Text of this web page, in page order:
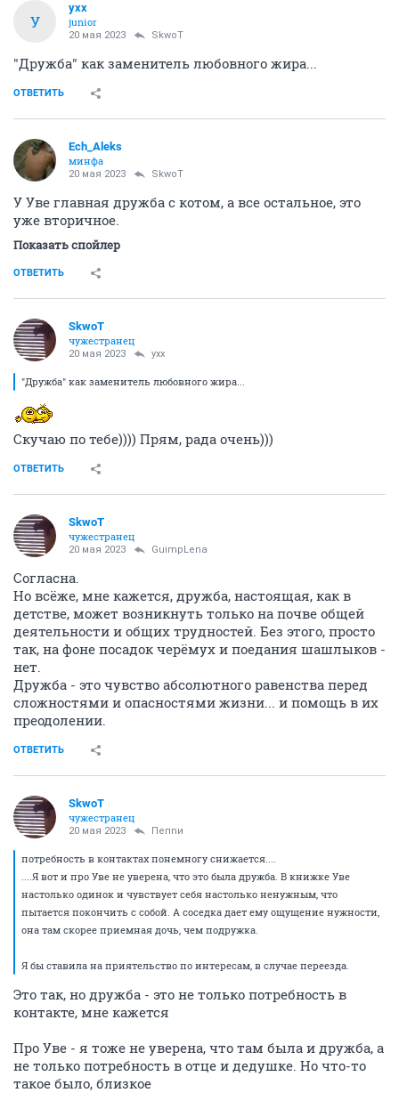
У
ухх
junior
20 мая 2023 SkwоT
"Дружба" как заменитель любовного жира...
ОТВЕТИТЬ
Ech_Aleks
минфа
20 мая 2023 SkwоT
У Уве главная дружба с котом, а все остальное, это
уже вторичное.
Показать спойлер
ОТВЕТИТЬ
SkwоT
чужестранец
20 мая 2023 ухх
"Дружба" как заменитель любовного жира...
Скучаю по тебе)))) Прям, рада очень)))
ОТВЕТИТЬ
SkwоT
чужестранец
20 мая 2023 GuimpLena
Согласна.
Но всёже, мне кажется, дружба, настоящая, как в
детстве, может возникнуть только на почве общей
деятельности и общих трудностей. Без этого, просто
так, на фоне посадок черёмух и поедания шашлыков -
нет.
Дружба - это чувство абсолютного равенства перед
сложностями и опасностями жизни... и помощь в их
преодолении.
ОТВЕТИТЬ
SkwоT
чужестранец
20 мая 2023 Пепnи
потребность в контактах понемногу снижается....
....Я вот и про Уве не уверена, что это была дружба. В книжке Уве
настолько одинок и чувствует себя настолько ненужным, что
пытается покончить с собой. А соседка дает ему ощущение нужности,
она там скорее приемная дочь, чем подружка.
Я бы ставила на приятельство по интересам, в случае переезда.
Это так, но дружба - это не только потребность в
контакте, мне кажется
Про Уве - я тоже не уверена, что там была и дружба, а
не только потребность в отце и дедушке. Но что-то
такое было, близкое